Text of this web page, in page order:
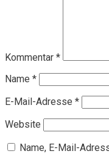
Kommentar *
Name *
E-Mail-Adresse *
Website
Name, E-Mail-